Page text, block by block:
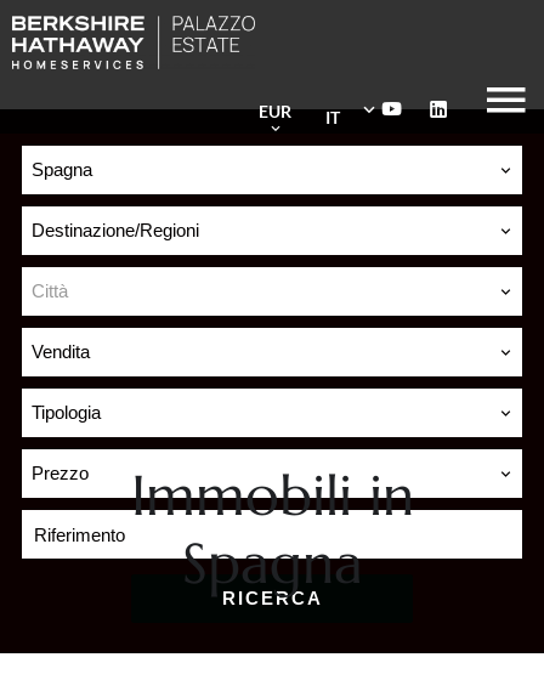
IT
EUR
Spagna
Destinazione/Regioni
Città
Vendita
Tipologia
Prezzo
RICERCA
Immobili in
Spagna